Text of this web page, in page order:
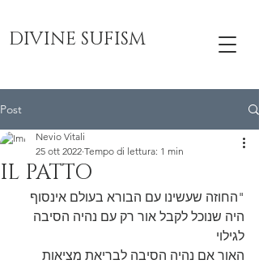
DIVINE SUFISM
Post
IL PATTO
Nevio Vitali
25 ott 2022 Tempo di lettura: 1 min
"החוזה שעשינו עם הבורא בעולם אינסוף
היה שנוכל לקבל אור רק עם נהיה הסיבה
לגילוי
האור אם נהיה הסיבה לבריאת מציאות